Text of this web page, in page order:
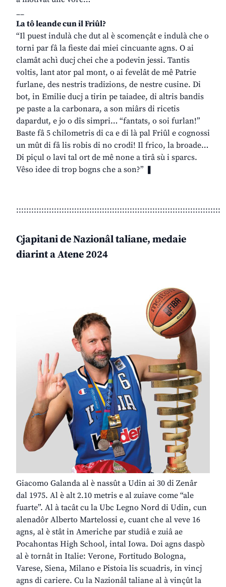
__
La tô leande cun il Friûl?
“Il puest indulà che dut al è scomençât e indulà che o
torni par fâ la fieste dai miei cincuante agns. O ai
clamât achì ducj chei che a podevin jessi. Tantis
voltis, lant ator pal mont, o ai fevelât de mê Patrie
furlane, des nestris tradizions, de nestre cusine. Di
bot, in Emilie ducj a tirin pe taiadee, di altris bandis
pe paste a la carbonara, a son miârs di ricetis
dapardut, e jo o dîs simpri… “fantats, o soi furlan!”
Baste fâ 5 chilometris di ca e di là pal Friûl e cognossi
un mût di fâ lis robis di no crodi! Il frico, la broade…
Di piçul o lavi tal ort de mê none a tirâ sù i sparcs.
Vêso idee di trop bogns che a son?” ❚
:::::::::::::::::::::::::::::::::::::::::::::::::::::::::::::::::::::::::::::::::
Cjapitani de Nazionâl taliane, medaie
diarint a Atene 2024
Giacomo Galanda al è nassût a Udin ai 30 di Zenâr
dal 1975. Al è alt 2.10 metris e al zuiave come “ale
fuarte”. Al à tacât cu la Ubc Legno Nord di Udin, cun
alenadôr Alberto Martelossi e, cuant che al veve 16
agns, al è stât in Americhe par studiâ e zuiâ ae
Pocahontas High School, intal Iowa. Doi agns daspò
al è tornât in Italie: Verone, Fortitudo Bologna,
Varese, Siena, Milano e Pistoia lis scuadris, in vincj
agns di cariere. Cu la Nazionâl taliane al à vinçût la